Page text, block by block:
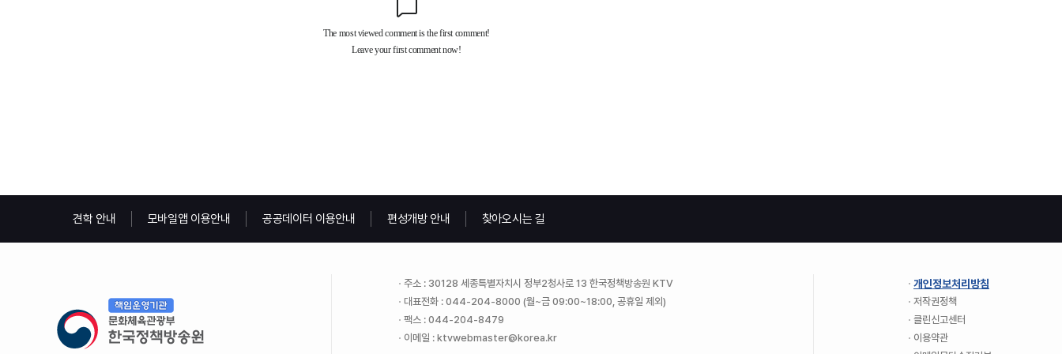
견학 안내 모바일앱 이용안내 공공데이터 이용안내 편성개방 안내 찾아오시는 길
주소 : 30128 세종특별자치시 정부2청사로 13 한국정책방송원 KTV
대표전화 : 044-204-8000 (월~금 09:00~18:00, 공휴일 제외)
팩스 : 044-204-8479
이메일 : ktvwebmaster@korea.kr
개인정보처리방침
저작권정책
클린신고센터
이용약관